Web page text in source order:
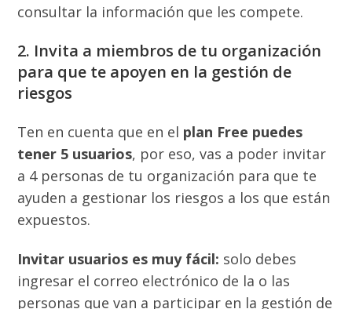
consultar la información que les compete.
2. Invita a miembros de tu organización
para que te apoyen en la gestión de
riesgos
Ten en cuenta que en el plan Free puedes
tener 5 usuarios, por eso, vas a poder invitar
a 4 personas de tu organización para que te
ayuden a gestionar los riesgos a los que están
expuestos.
Invitar usuarios es muy fácil: solo debes
ingresar el correo electrónico de la o las
personas que van a participar en la gestión de